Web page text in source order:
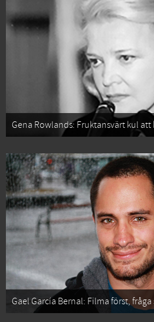
Gena Rowlands: Fruktansvärt kul
Gael García Bernal: Filma först, fråga